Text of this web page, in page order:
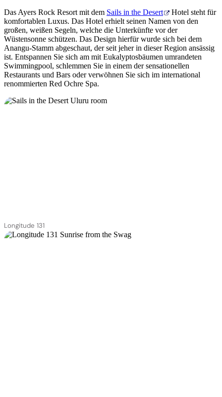
Das Ayers Rock Resort mit dem Sails in the Desert
Hotel steht für
komfortablen Luxus. Das Hotel erhielt seinen Namen von den
großen, weißen Segeln, welche die Unterkünfte vor der
Wüstensonne schützen. Das Design hierfür wurde sich bei dem
Anangu-Stamm abgeschaut, der seit jeher in dieser Region ansässig
ist. Entspannen Sie sich am mit Eukalyptosbäumen umrandeten
Swimmingpool, schlemmen Sie in einem der sensationellen
Restaurants und Bars oder verwöhnen Sie sich im international
renommierten Red Ochre Spa.
Longitude 131